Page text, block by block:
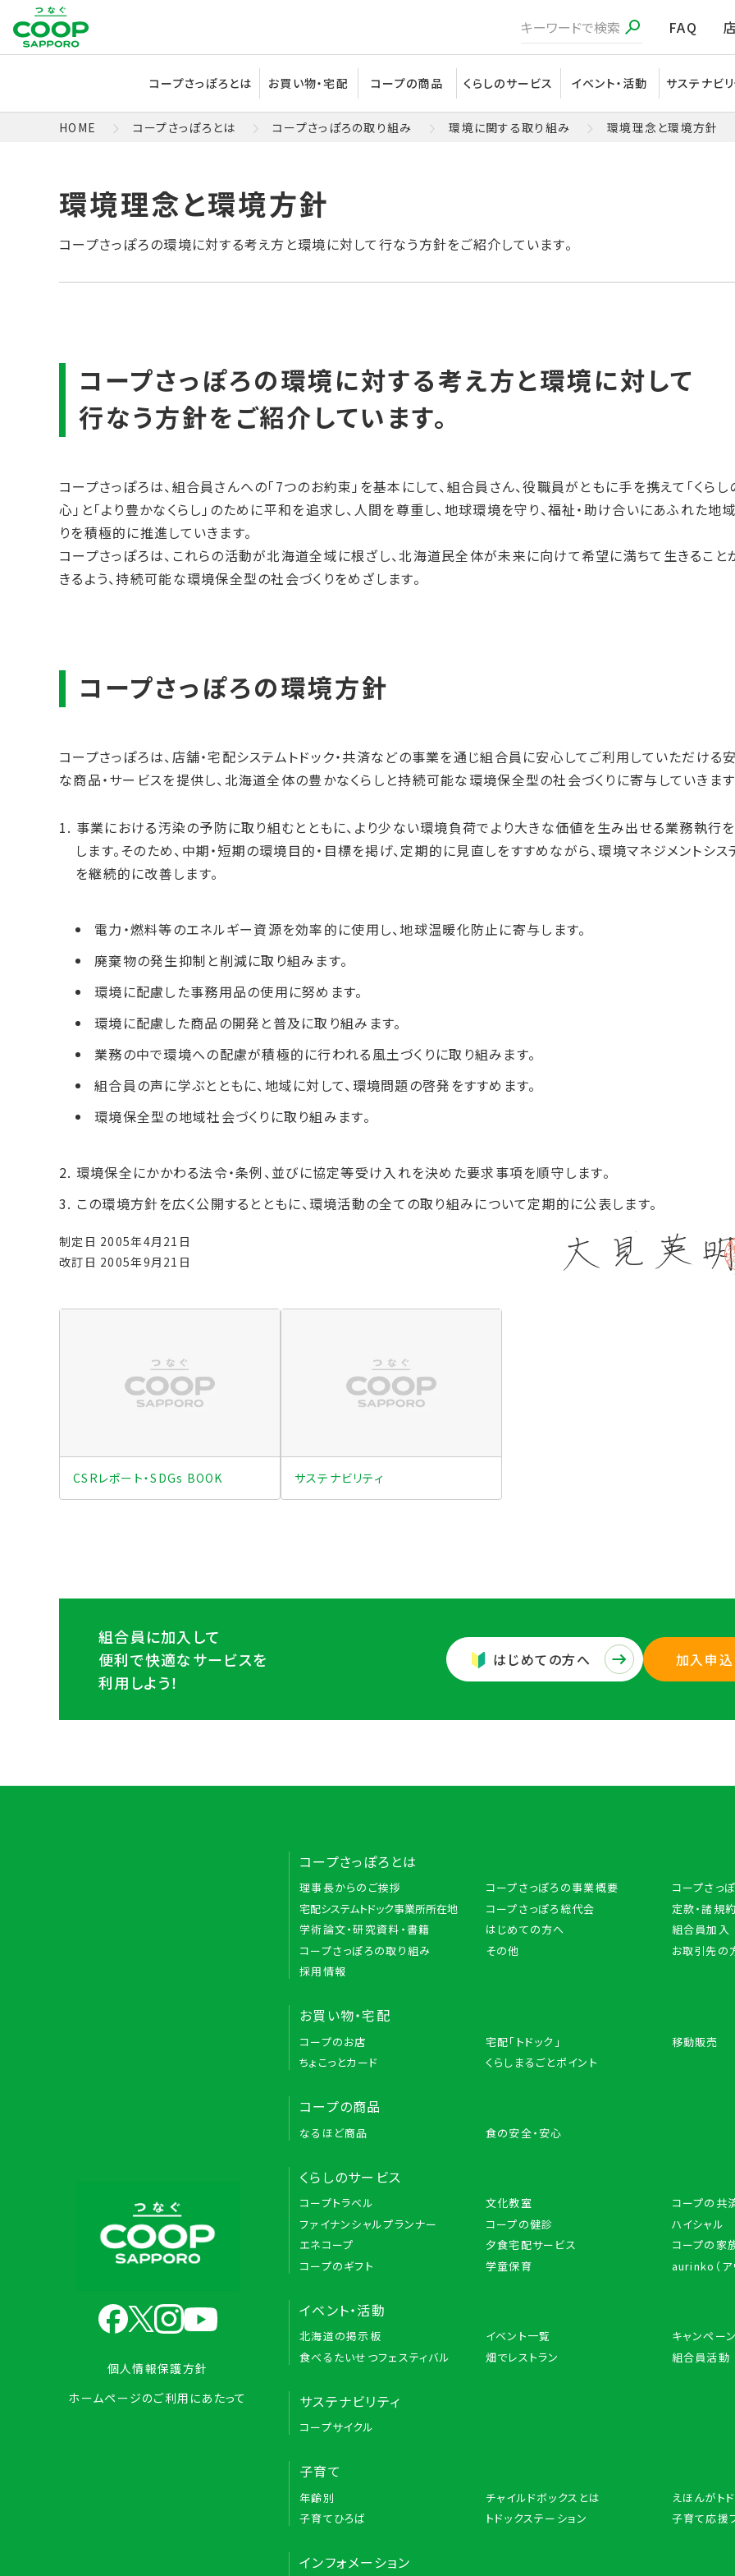
FAQ
コープさっぽろとは お買い物・宅配 コープの商品 くらしのサービス イベント・活動 サステナビリ
HOME コープさっぽろとは コープさっぽろの取り組み 環境に関する取り組み 環境理念と環境方針
コープさっぽろの環境に対する考え方と環境に対して行なう方針をご紹介しています。
コープさっぽろは、組合員さんへの「7つのお約束」を基本にして、組合員さん、役職員がともに手を携えて「くらし
心」と「より豊かなくらし」のために平和を追求し、人間を尊重し、地球環境を守り、福祉・助け合いにあふれた地
りを積極的に推進していきます。
コープさっぽろは、これらの活動が北海道全域に根ざし、北海道民全体が未来に向けて希望に満ちて生きること
きるよう、持続可能な環境保全型の社会づくりをめざします。
コープさっぽろは、店舗・宅配システムトドック・共済などの事業を通じ組合員に安心してご利用していただける
な商品・サービスを提供し、北海道全体の豊かなくらしと持続可能な環境保全型の社会づくりに寄与していきます
事業における汚染の予防に取り組むとともに、より少ない環境負荷でより大きな価値を生み出せる業務執行
します。そのため、中期・短期の環境目的・目標を掲げ、定期的に見直しをすすめながら、環境マネジメントシス
を継続的に改善します。
電力・燃料等のエネルギー資源を効率的に使用し、地球温暖化防止に寄与します。
廃棄物の発生抑制と削減に取り組みます。
環境に配慮した事務用品の使用に努めます。
環境に配慮した商品の開発と普及に取り組みます。
業務の中で環境への配慮が積極的に行われる風土づくりに取り組みます。
組合員の声に学ぶとともに、地域に対して、環境問題の啓発をすすめます。
環境保全型の地域社会づくりに取り組みます。
環境保全にかかわる法令・条例、並びに協定等受け入れを決めた要求事項を順守します。
この環境方針を広く公開するとともに、環境活動の全ての取り組みについて定期的に公表します。
制定日 2005年4月21日
改訂日 2005年9月21日
CSRレポート・SDGs BOOK サステナビリティ
組合員に加入して
便利で快適なサービスを
利用しよう！
はじめての方へ 加入申込
個人情報保護方針
ホームページのご利用にあたって
コープさっぽろとは
理事長からのご挨拶 コープさっぽろの事業概要 コープさっ
宅配システムトドック事業所所在地
コープさっぽろ総代会 定款・諸規
学術論文・研究資料・書籍
はじめての方へ 組合員加入
コープさっぽろの取り組み
その他 お取引先の
採用情報
お買い物・宅配
コープのお店 宅配「トドック」 移動販売
ちょこっとカード
くらしまるごとポイント
コープの商品
なるほど商品 食の安全・安心
くらしのサービス
コープトラベル 文化教室 コープの共
ファイナンシャルプランナー
コープの健診 ハイシャル
エネコープ
夕食宅配サービス コープの家
コープのギフト
学童保育 aurinko（ア
イベント・活動
北海道の掲示板 イベント一覧 キャンペー
食べるたいせつフェスティバル
畑でレストラン 組合員活動
サステナビリティ
コープサイクル
子育て
年齢別 チャイルドボックスとは えほんがト
子育てひろば
トドックステーション 子育て応援
インフォメーション